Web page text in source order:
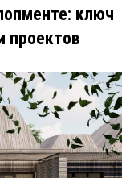
ключ
проектов